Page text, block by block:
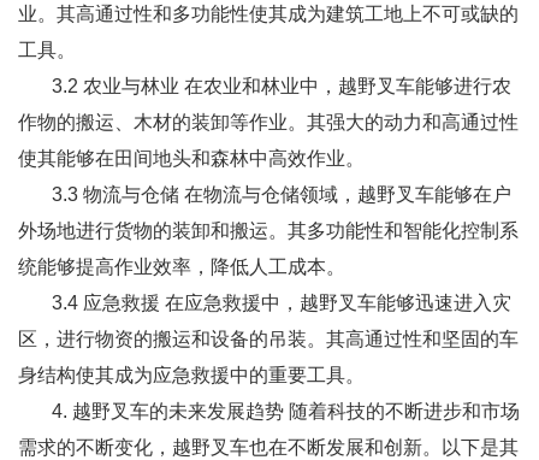
业。其高通过性和多功能性使其成为建筑工地上不可或缺的
工具。
3.2 农业与林业 在农业和林业中，越野叉车能够进行农
作物的搬运、木材的装卸等作业。其强大的动力和高通过性
使其能够在田间地头和森林中高效作业。
3.3 物流与仓储 在物流与仓储领域，越野叉车能够在户
外场地进行货物的装卸和搬运。其多功能性和智能化控制系
统能够提高作业效率，降低人工成本。
3.4 应急救援 在应急救援中，越野叉车能够迅速进入灾
区，进行物资的搬运和设备的吊装。其高通过性和坚固的车
身结构使其成为应急救援中的重要工具。
4. 越野叉车的未来发展趋势 随着科技的不断进步和市场
需求的不断变化，越野叉车也在不断发展和创新。以下是其